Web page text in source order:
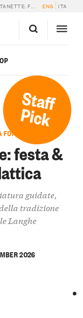
VENDEMMIA DIDATTICA ENG ITA
Staff
Pick
festa &
guidate,
tradizione
Langhe
2026